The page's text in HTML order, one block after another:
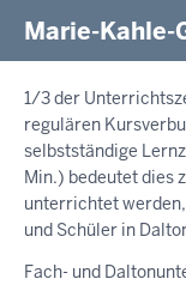
Marie-Kahle-
1/3 der
regulären
selbstständige
Min.) bedeutet dies
unterrichtet
und Schüler in
Fach- und